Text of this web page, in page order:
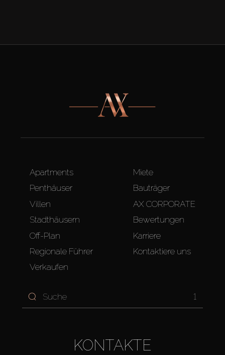
Apartments
Penthäuser
Villen
Stadthäusern
Off-Plan
Regionale Führer
Verkaufen
Miete
Bauträger
AX CORPORATE
Bewertungen
Karriere
Kontaktiere uns
1
KONTAKTE